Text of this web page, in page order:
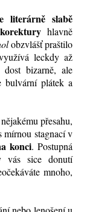
literárně slabě
hlavně
obzvlášť praštilo
leckdy až
bizarně, ale
bulvární plátek a
přesahu,
mírnou stagnací v
konci. Postupná
vás sice donutí
mnoho,